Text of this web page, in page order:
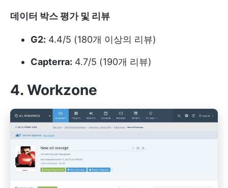
데이터 박스 평가 및 리뷰
G2: 4.4/5 (180개 이상의 리뷰)
Capterra: 4.7/5 (190개 리뷰)
4. Workzone